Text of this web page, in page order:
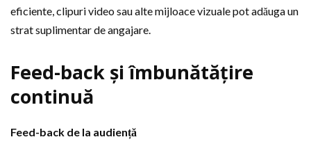
eficiente, clipuri video sau alte mijloace vizuale pot adăuga un
strat suplimentar de angajare.
Feed-back și îmbunătățire
continuă
Feed-back de la audiență